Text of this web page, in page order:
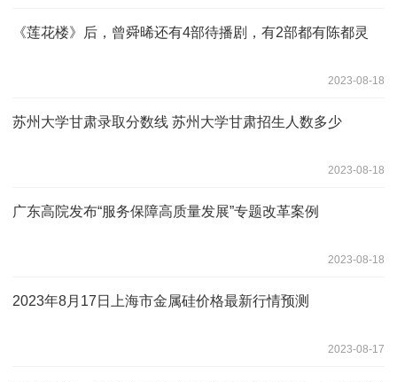
《莲花楼》后，曾舜晞还有4部待播剧，有2部都有陈都灵
2023-08-18
苏州大学甘肃录取分数线 苏州大学甘肃招生人数多少
2023-08-18
广东高院发布“服务保障高质量发展”专题改革案例
2023-08-18
2023年8月17日上海市金属硅价格最新行情预测
2023-08-17